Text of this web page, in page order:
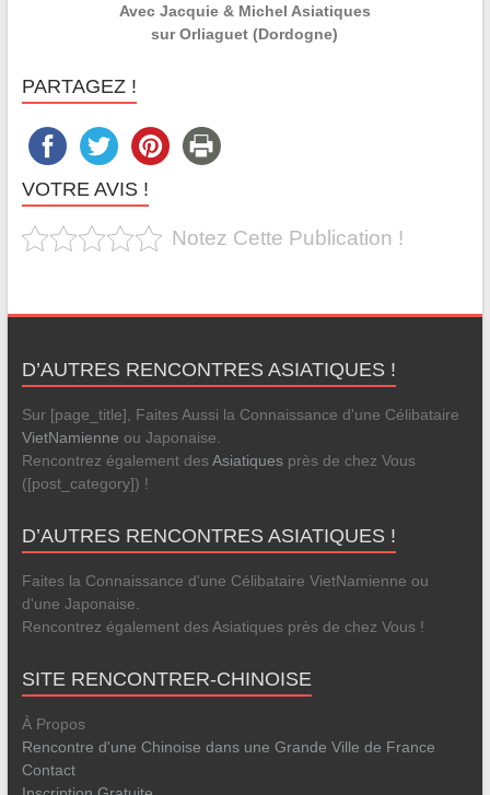
Avec Jacquie & Michel Asiatiques
sur Orliaguet (Dordogne)
PARTAGEZ !
VOTRE AVIS !
Notez Cette Publication !
D’AUTRES RENCONTRES ASIATIQUES !
Sur [page_title], Faites Aussi la Connaissance d'une Célibataire
VietNamienne ou Japonaise.
Rencontrez également desAsiatiquesprès de chez Vous
([post_category]) !
D’AUTRES RENCONTRES ASIATIQUES !
Faites la Connaissance d'une Célibataire VietNamienne ou
d'une Japonaise.
Rencontrez également des Asiatiques près de chez Vous !
SITE RENCONTRER-CHINOISE
À Propos
Rencontre d'une Chinoise dans une Grande Ville de France
Contact